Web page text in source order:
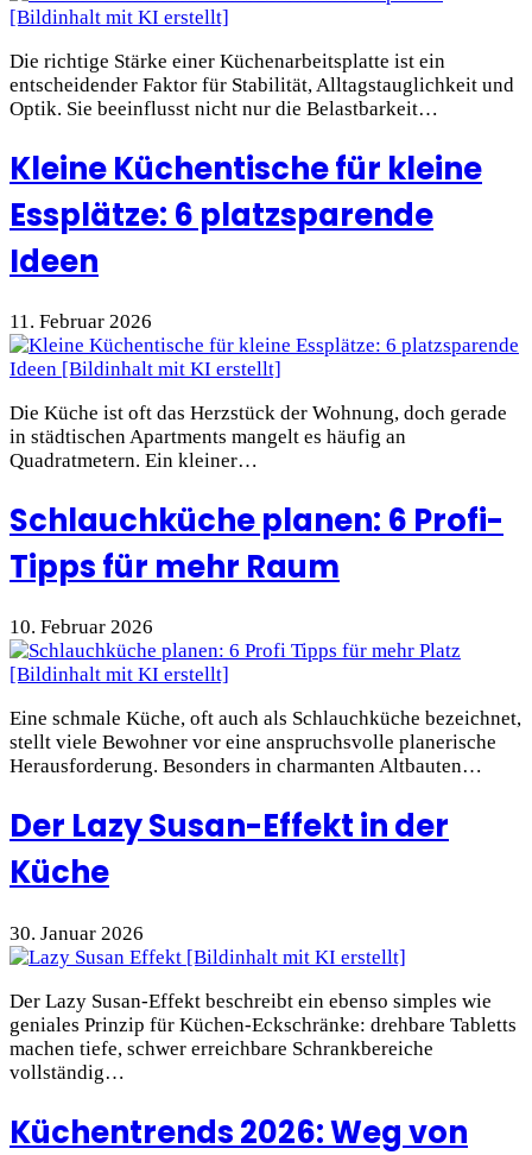
Die richtige Stärke einer Küchenarbeitsplatte ist ein
entscheidender Faktor für Stabilität, Alltagstauglichkeit und
Optik. Sie beeinflusst nicht nur die Belastbarkeit…
Kleine Küchentische für kleine
Essplätze: 6 platzsparende
Ideen
11. Februar 2026
Die Küche ist oft das Herzstück der Wohnung, doch gerade
in städtischen Apartments mangelt es häufig an
Quadratmetern. Ein kleiner…
Schlauchküche planen: 6 Profi-
Tipps für mehr Raum
10. Februar 2026
Eine schmale Küche, oft auch als Schlauchküche bezeichnet,
stellt viele Bewohner vor eine anspruchsvolle planerische
Herausforderung. Besonders in charmanten Altbauten…
Der Lazy Susan-Effekt in der
Küche
30. Januar 2026
Der Lazy Susan-Effekt beschreibt ein ebenso simples wie
geniales Prinzip für Küchen-Eckschränke: drehbare Tabletts
machen tiefe, schwer erreichbare Schrankbereiche
vollständig…
Küchentrends 2026: Weg von